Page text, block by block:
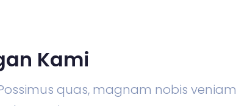
Kami
quas, magnam nobis veniam